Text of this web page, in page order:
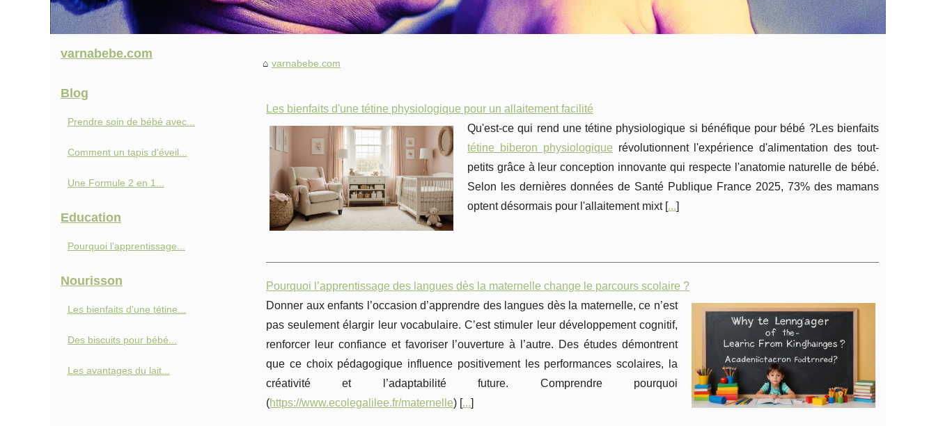
varnabebe.com
Les bienfaits d'une tétine physiologique pour un allaitement facilité
Qu'est-ce qui rend une tétine physiologique si bénéfique pour bébé ?Les bienfaits
tétine biberon physiologique révolutionnent l'expérience d'alimentation des tout-
petits grâce à leur conception innovante qui respecte l'anatomie naturelle de bébé.
Selon les dernières données de Santé Publique France 2025, 73% des mamans
optent désormais pour l'allaitement mixt [...]
Pourquoi l’apprentissage des langues dès la maternelle change le parcours scolaire ?
Donner aux enfants l’occasion d’apprendre des langues dès la maternelle, ce n’est
pas seulement élargir leur vocabulaire. C’est stimuler leur développement cognitif,
renforcer leur confiance et favoriser l’ouverture à l’autre. Des études démontrent
que ce choix pédagogique influence positivement les performances scolaires, la
créativité et l’adaptabilité future. Comprendre pourquoi
(https://www.ecolegalilee.fr/maternelle) [...]
varnabebe.com
Blog
Prendre soin de bébé avec...
Comment un tapis d'éveil...
Une Formule 2 en 1...
Education
Pourquoi l’apprentissage...
Nourisson
Les bienfaits d'une tétine...
Des biscuits pour bébé...
Les avantages du lait...